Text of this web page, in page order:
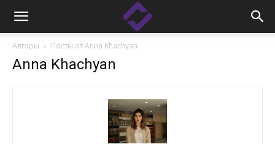
Авторы Посты от Anna Khachyan
Anna Khachyan